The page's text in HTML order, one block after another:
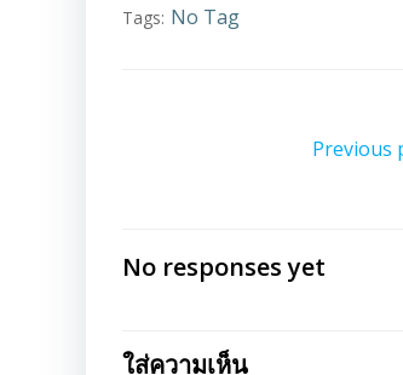
Tags: No Tag
Previous
No responses yet
ใส่ความเห็น